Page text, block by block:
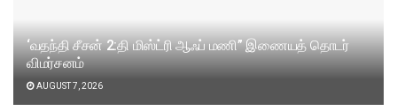
‘வதந்தி சீசன் 2:தி மிஸ்ட்ரி ஆஃப் மணி” இணையத் தொடர்
விமர்சனம்
AUGUST 7, 2026